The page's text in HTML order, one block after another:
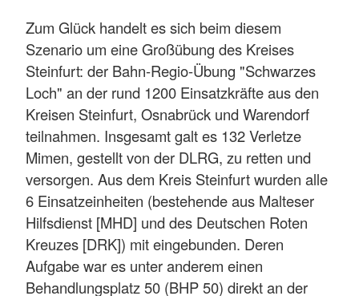
Zum Glück handelt es sich beim diesem
Szenario um eine Großübung des Kreises
Steinfurt: der Bahn-Regio-Übung "Schwarzes
Loch" an der rund 1200 Einsatzkräfte aus den
Kreisen Steinfurt, Osnabrück und Warendorf
teilnahmen. Insgesamt galt es 132 Verletze
Mimen, gestellt von der DLRG, zu retten und
versorgen. Aus dem Kreis Steinfurt wurden alle
6 Einsatzeinheiten (bestehende aus Malteser
Hilfsdienst [MHD] und des Deutschen Roten
Kreuzes [DRK]) mit eingebunden. Deren
Aufgabe war es unter anderem einen
Behandlungsplatz 50 (BHP 50) direkt an der